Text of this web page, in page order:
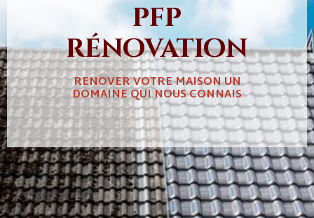
pfp
rénovation
RENOVER VOTRE MAISON UN
DOMAINE QUI NOUS CONNAIS